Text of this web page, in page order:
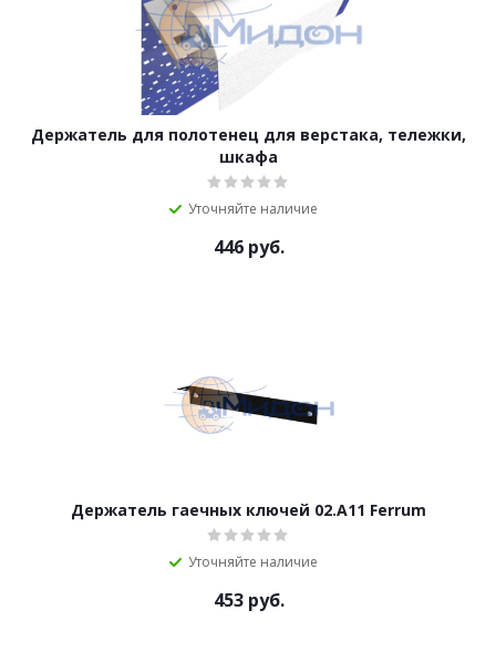
Держатель для полотенец для верстака, тележки,
шкафа
Уточняйте наличие
446руб.
Держатель гаечных ключей 02.А11 Ferrum
Уточняйте наличие
453руб.